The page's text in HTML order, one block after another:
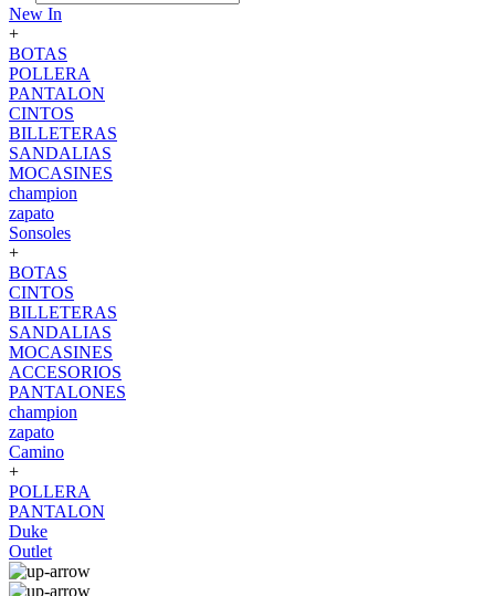
New In
+
BOTAS
POLLERA
PANTALON
CINTOS
BILLETERAS
SANDALIAS
MOCASINES
champion
zapato
Sonsoles
+
BOTAS
CINTOS
BILLETERAS
SANDALIAS
MOCASINES
ACCESORIOS
PANTALONES
champion
zapato
Camino
+
POLLERA
PANTALON
Duke
Outlet